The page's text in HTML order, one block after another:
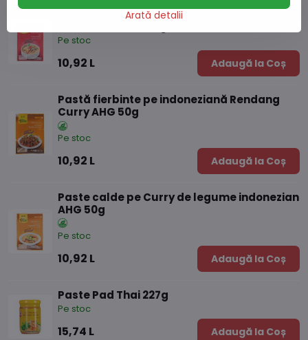
Pastă ușoară pentru curry galben
Pe stoc
10,92 L Adaugă la Coș
Pastă fierbinte pe indoneziană Rendang
Curry AHG 50g
Pe stoc
10,92 L Adaugă la Coș
Paste calde pe Curry de legume indonezian
AHG 50g
Pe stoc
10,92 L Adaugă la Coș
Paste Pad Thai 227g
Pe stoc
15,74 L Adaugă la Coș
Arată detalii